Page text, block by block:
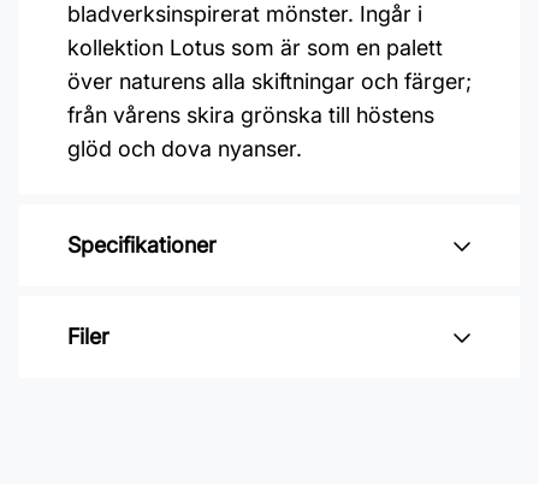
bladverksinspirerat mönster. Ingår i
kollektion Lotus som är som en palett
över naturens alla skiftningar och färger;
från vårens skira grönska till höstens
glöd och dova nyanser.
Specifikationer
Varumärke: Midbec Tapeter
Filer